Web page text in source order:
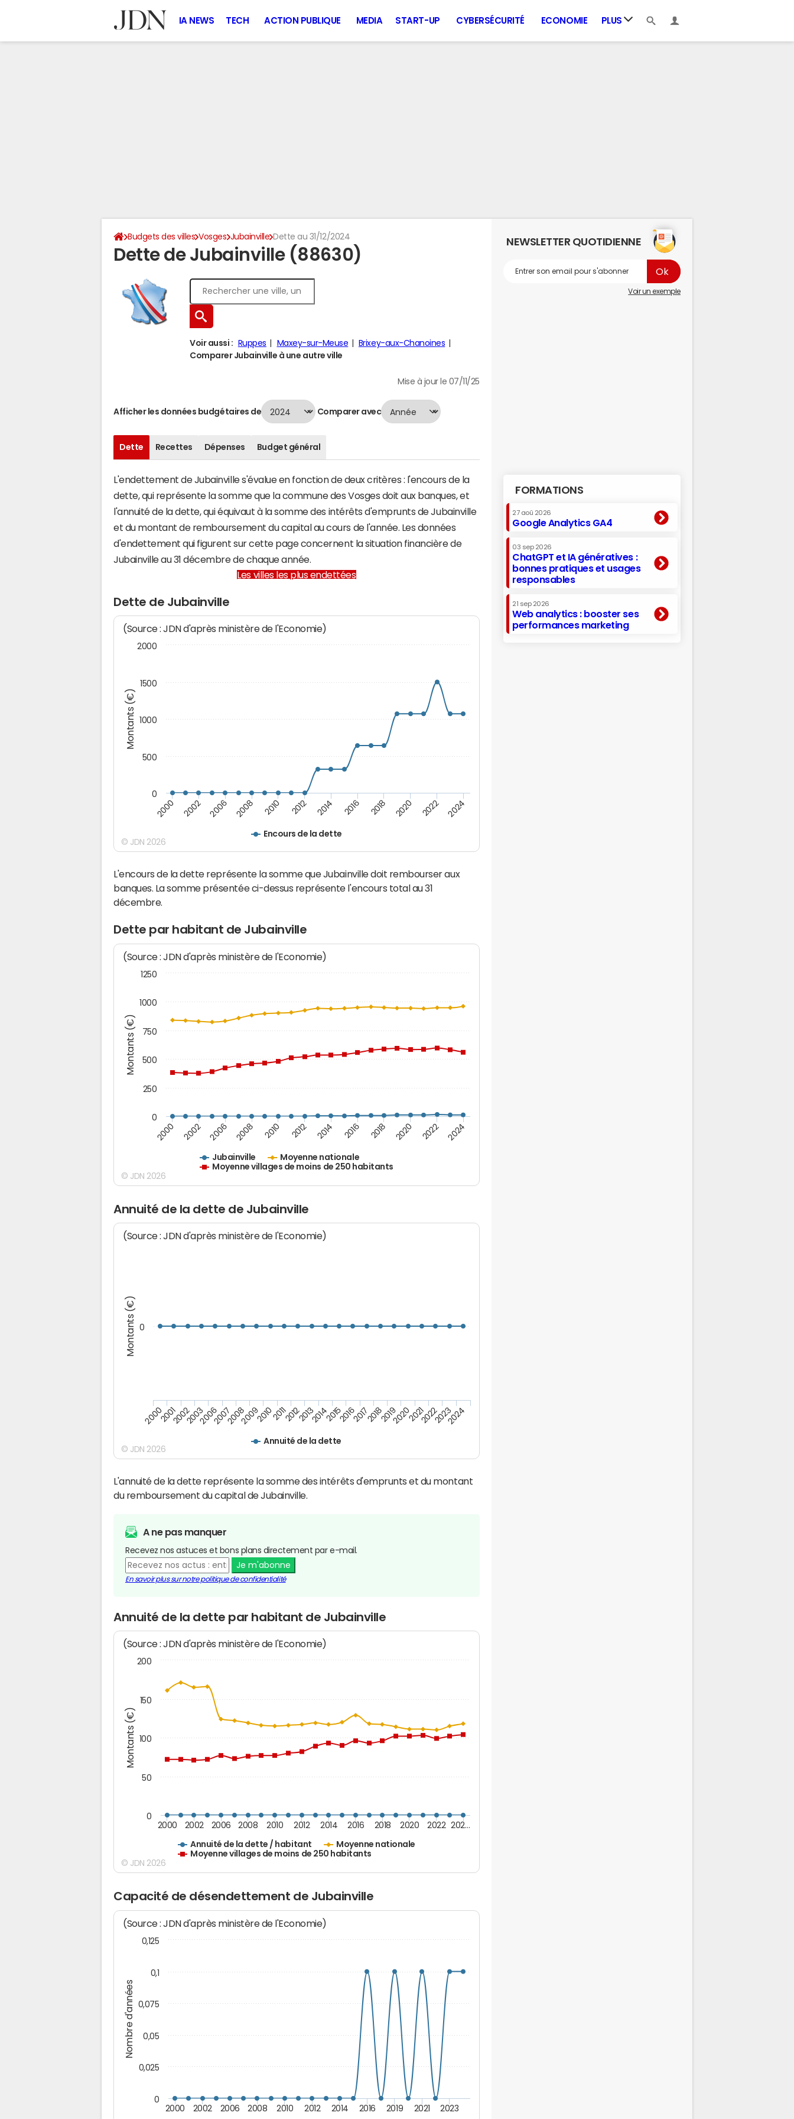
IA NEWS TECH ACTION PUBLIQUE MEDIA START-UP CYBERSÉCURITÉ ECONOMIE PLUS
Budgets des villes Vosges Jubainville Dette au 31/12/2024
Dette de Jubainville (88630)
Voir aussi : Ruppes Maxey-sur-Meuse
Brixey-aux-Chanoines
Comparer Jubainville à une autre ville
Mise à jour le 07/11/25
Afficher les données budgétaires de Comparer avec
Dette Recettes Dépenses Budget général
L'endettement de Jubainville s'évalue en fonction de deux critères : l'encours de la
dette, qui représente la somme que la commune des Vosges doit aux banques, et
l'annuité de la dette, qui équivaut à la somme des intérêts d'emprunts de Jubainville
et du montant de remboursement du capital au cours de l'année. Les données
d'endettement qui figurent sur cette page concernent la situation financière de
Jubainville au 31 décembre de chaque année.
Les villes les plus endettées
Dette de Jubainville
Montants (€)
(Source : JDN d'après ministère de l'Economie)
Encours de la dette
2000 2002 2006 2008 2010 2012 2014 2016 2018 2020 2022 2024
0
500
1000
1500
2000
© JDN 2026
L'encours de la dette représente la somme que Jubainville doit rembourser aux
banques. La somme présentée ci-dessus représente l'encours total au 31
décembre.
Dette par habitant de Jubainville
Montants (€)
(Source : JDN d'après ministère de l'Economie)
Jubainville
Moyenne nationale
Moyenne villages de moins de 250 habitants
2000 2002 2006 2008 2010 2012 2014 2016 2018 2020 2022 2024
0
250
500
750
1000
1250
© JDN 2026
Annuité de la dette de Jubainville
Montants (€)
(Source : JDN d'après ministère de l'Economie)
Annuité de la dette
20002001200220032006200720082009201020112012201320142015201620172018201920202021202220232024
0
© JDN 2026
L'annuité de la dette représente la somme des intérêts d'emprunts et du montant
du remboursement du capital de Jubainville.
A ne pas manquer
Recevez nos astuces et bons plans directement par e-mail.
Je m'abonne
En savoir plus sur notre politique de confidentialité
Annuité de la dette par habitant de Jubainville
Montants (€)
(Source : JDN d'après ministère de l'Economie)
Annuité de la dette / habitant
Moyenne nationale
Moyenne villages de moins de 250 habitants
2000 2002 2006 2008 2010 2012 2014 2016 2018 2020 2022 202…
0
50
100
150
200
© JDN 2026
Capacité de désendettement de Jubainville
Nombre d'années
(Source : JDN d'après ministère de l'Economie)
2000 2002 2006 2008 2010 2012 2014 2016 2019 2021 2023
0
0,025
0,05
0,075
0,1
0,125
NEWSLETTER QUOTIDIENNE
Voir un exemple
FORMATIONS
27 aoû 2026
Google Analytics GA4
03 sep 2026
ChatGPT et IA génératives :
bonnes pratiques et usages
responsables
21 sep 2026
Web analytics : booster ses
performances marketing